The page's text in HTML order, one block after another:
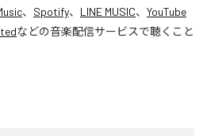
、 Spotify、 LINE MUSIC、 YouTube
などの音楽配信サービスで聴くこと